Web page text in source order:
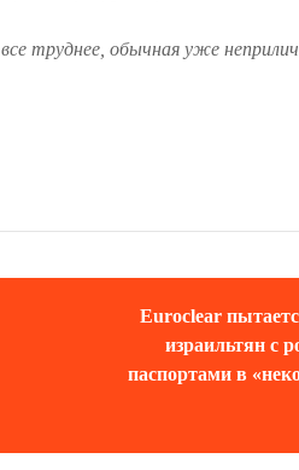
труднее, обычная уже
Euroclear
израильтян с
паспортами в